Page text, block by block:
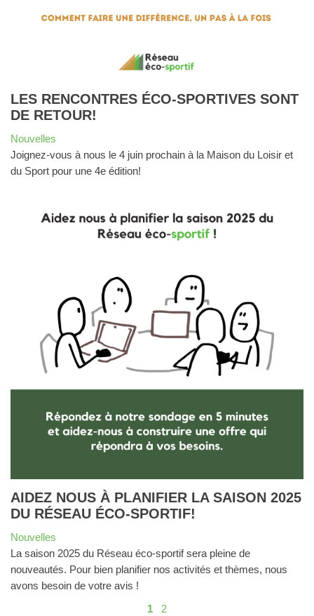
LES RENCONTRES ÉCO-SPORTIVES SONT
DE RETOUR!
Nouvelles
Joignez-vous à nous le 4 juin prochain à la Maison du Loisir et
du Sport pour une 4e édition!
AIDEZ NOUS À PLANIFIER LA SAISON 2025
DU RÉSEAU ÉCO-SPORTIF!
Nouvelles
La saison 2025 du Réseau éco-sportif sera pleine de
nouveautés. Pour bien planifier nos activités et thèmes, nous
avons besoin de votre avis !
1
2